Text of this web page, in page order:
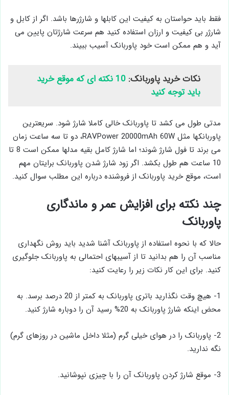
فقط باید حواستان به کیفیت این کابلها و شارژرها باشد. اگر از کابل و
شارژر بی کیفیت و ارزان استفاده کنید هم سرعت شارژتان پایین می
آید و هم ممکن است خود پاوربانک آسیب ببیند.
نکات خرید پاوربانک:
10 نکته ای که موقع خرید
باید توجه کنید
مدتی طول می کشد تا پاوربانک خالی کاملا شارژ شود. سریعترین
پاوربانکها مثل RAVPower 20000mAh 60W، دو تا سه ساعت زمان
می برند تا فول شارژ شوند؛ اما شارژ کامل بقیه مدلها ممکن است 8 تا
10 ساعت هم طول بکشد. اگر زود شارژ شدن پاوربانک برایتان مهم
است، موقع خرید پاوربانک از فروشنده درباره این مطلب سوال کنید.
چند نکته برای افزایش عمر و ماندگاری
پاوربانک
حالا که با نحوه استفاده از پاوربانک آشنا شدید باید روش نگهداری
مناسب آن را هم بدانید تا از آسیبهای احتمالی به پاوربانک جلوگیری
کنید. برای این کار نکات زیر را رعایت کنید:
1- هیچ وقت نگذارید باتری پاوربانک به کمتر از 20 درصد برسد. به
محض اینکه شارژ پاوربانک به 20% رسید آن را دوباره شارژ کنید.
2- پاوربانک را در هوای خیلی گرم (مثلا داخل ماشین در روزهای گرم)
نگه ندارید.
3- موقع شارژ کردن پاوربانک آن را با چیزی نپوشانید.